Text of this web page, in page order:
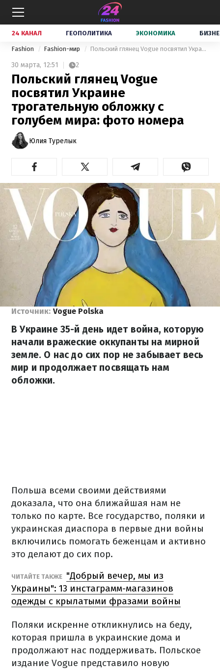
24 КАНАЛ ГЕОПОЛИТИКА ЭКОНОМИКА
Fashion Fashion-мир Польский глянец Vogue посвятил Украине трогательную обложку с голубем мира: фото номера
30 марта, 12:51 2
Польский глянец Vogue
посвятил Украине
трогательную обложку с
голубем мира: фото номера
Юлия Турелык
Источник: Vogue Polska
В Украине 35-й день идет война, которую
начали вражеские оккупанты на мирной
земле. О нас до сих пор не забывает весь
мир и продолжает посвящать нам
обложки.
Польша всеми своими действиями
доказала, что она ближайшая нам не
только по карте. Все государство, поляки и
украинская диаспора в первые дни войны
включились помогать беженцам и активно
это делают до сих пор.
ЧИТАЙТЕ ТАКЖЕ "Добрый вечер, мы из
Украины": 13 инстаграмм-магазинов
одежды с крылатыми фразами войны
Поляки искренне откликнулись на беду,
которая пришла в украинские дома и
продолжают нас поддерживать. Польское
издание Vogue представило новую